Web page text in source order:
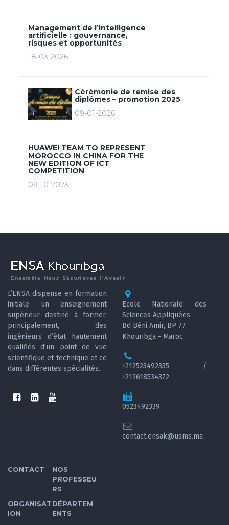
Management de l’intelligence
artificielle : gouvernance,
risques et opportunités
18-03-2026
Cérémonie de remise des
diplômes – promotion 2025
09-01-2026
HUAWEI TEAM TO REPRESENT
MOROCCO IN CHINA FOR THE
NEW EDITION OF ICT
COMPETITION
09-10-2023
L’ENSA dispense en formation
initiale un enseignement
supérieur destiné à former,
principalement, des
ingénieurs d’état hautement
qualifiés d’un point de vue
scientifique et technique et ce
dans différentes spécialités.
Ecole Nationale des
Sciences Appliquées
Bd Béni Amir, BP 77
Khouribga - Maroc.
+212523492335 /
+212618534372
0523492339
contact.ensak@usms.ma
CONTACT
NOS
PROFESSEU
RS
ORGANISAT
ION
DÉPARTEM
ENTS